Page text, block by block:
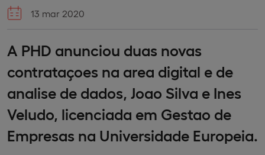
13 mar 2020
A PHD anunciou duas novas
contrataçoes na area digital e de
analise de dados, Joao Silva e Ines
Veludo, licenciada em Gestao de
Empresas na Universidade Europeia.